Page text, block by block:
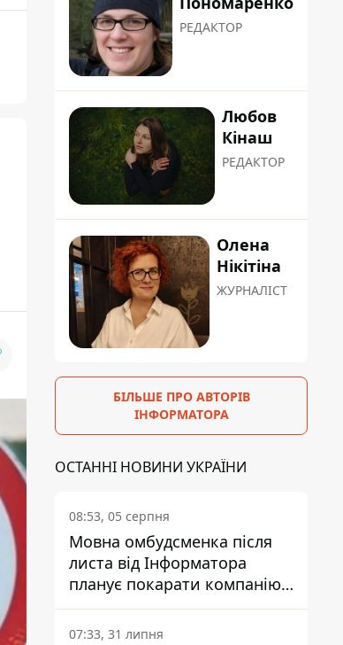
РЕДАКТОР
Любов
Кінаш
РЕДАКТОР
Олена
Нікітіна
ЖУРНАЛІСТ
БІЛЬШЕ ПРО АВТОРІВ
ІНФОРМАТОРА
ОСТАННІ НОВИНИ УКРАЇНИ
08:53, 05 серпня
Мовна омбудсменка після
листа від Інформатора
планує покарати компанію-
підрядника ПриватБанку
07:33, 31 липня